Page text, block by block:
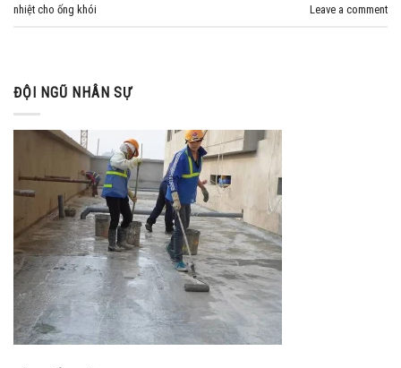
nhiệt cho ống khói
Leave a comment
ĐỘI NGŨ NHÂN SỰ